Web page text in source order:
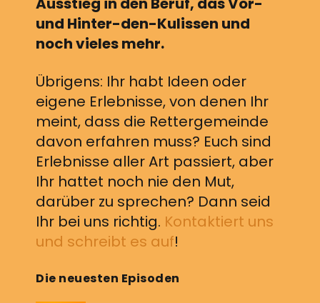
und Hinter-den-Kulissen und
noch vieles mehr.
Übrigens: Ihr habt Ideen oder
eigene Erlebnisse, von denen Ihr
meint, dass die Rettergemeinde
davon erfahren muss? Euch sind
Erlebnisse aller Art passiert, aber
Ihr hattet noch nie den Mut,
darüber zu sprechen? Dann seid
Ihr bei uns richtig. Kontaktiert uns
und schreibt es auf!
Die neuesten Episoden